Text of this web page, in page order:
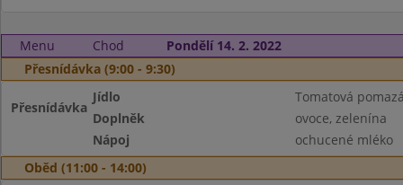
Menu Chod
Pondělí 14. 2. 2022
Přesnídávka (9:00 - 9:30)
Přesnídávka
Jídlo
Tomatová
Doplněk
ovoce, zelenína
Nápoj
ochucené mléko
Oběd (11:00 - 14:00)